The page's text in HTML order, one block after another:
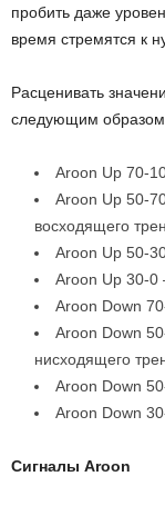
пробить даже
время стремятся к
Расценивать
следующим
Aroon Up 70-
Aroon Up 50-
восходящего
Aroon Up 50-
Aroon Up 30-0
Aroon Down
Aroon Down
нисходящего
Aroon Down
Aroon Down
Сигналы Aroon